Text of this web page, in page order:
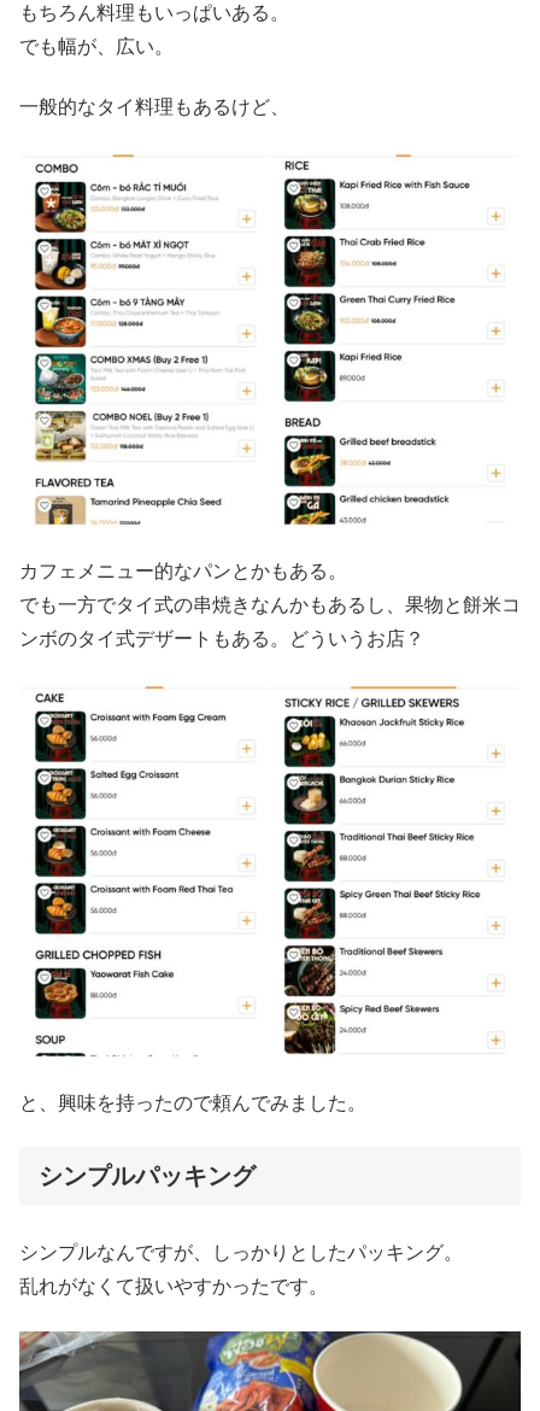
もちろん料理もいっぱいある。
でも幅が、広い。
一般的なタイ料理もあるけど、
カフェメニュー的なパンとかもある。
でも一方でタイ式の串焼きなんかもあるし、果物と餅米コ
ンボのタイ式デザートもある。どういうお店？
と、興味を持ったので頼んでみました。
シンプルパッキング
シンプルなんですが、しっかりとしたパッキング。
乱れがなくて扱いやすかったです。